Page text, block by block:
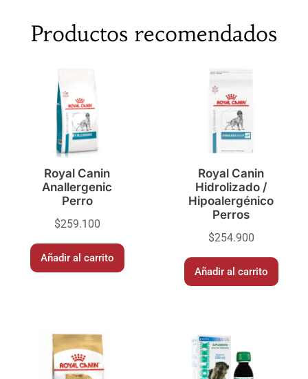
Productos recomendados
Royal Canin
Anallergenic
Perro
$259.100
Añadir al carrito
Royal Canin
Hidrolizado /
Hipoalergénico
Perros
$254.900
Añadir al carrito